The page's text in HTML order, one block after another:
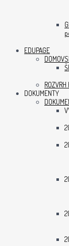
EDUPAGE
ROZVRH
DOKUMENTY